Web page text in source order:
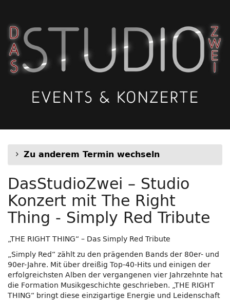
Inhalt
springen
Zu anderem Termin wechseln
DasStudioZwei – Studio
Konzert mit The Right
Thing - Simply Red Tribute
„THE RIGHT THING“ – Das Simply Red Tribute
„Simply Red“ zählt zu den prägenden Bands der 80er- und
90er-Jahre. Mit über dreißig Top-40-Hits und einigen der
erfolgreichsten Alben der vergangenen vier Jahrzehnte hat
die Formation Musikgeschichte geschrieben. „THE RIGHT
THING“ bringt diese einzigartige Energie und Leidenschaft